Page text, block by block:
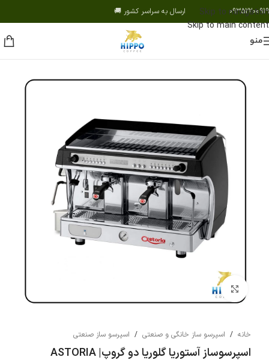
Skip to navigation
Skip to main content
09352200919 ارسال به سراسر کشور 🚚
منو
بزرگنمایی تصویر
خانه / اسپرسو ساز خانگی و صنعتی / اسپرسو ساز صنعتی
اسپرسوساز آستوریا گلوریا دو گروپ| ASTORIA